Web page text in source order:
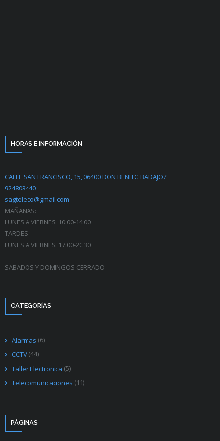
HORAS E INFORMACIÓN
CALLE SAN FRANCISCO, 15, 06400 DON BENITO BADAJOZ
924803440
sagteleco@gmail.com
MAÑANAS:
LUNES A VIERNES: 10:00-14:00
TARDES
LUNES A VIERNES: 17:00-20:30
SABADOS Y DOMINGOS CERRADO
CATEGORÍAS
Alarmas (6)
CCTV (44)
Taller Electronica (5)
Telecomunicaciones (11)
PÁGINAS